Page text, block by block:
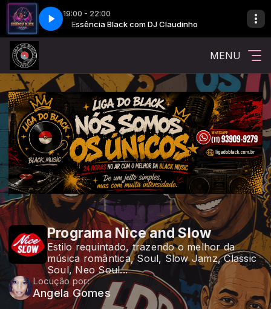
19:00 - 22:00
Essência Black com DJ Claudinho
MENU
Programa Nice and Slow
Estilo requintado, trazendo o melhor da
música romântica, Soul, Slow Jamz, Classic
Soul, Neo Soul...
Locução por:
Angela Gomes